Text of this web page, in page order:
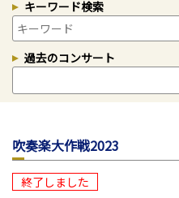
キーワード検索
過去のコンサート
吹奏楽大作戦2023
終了しました